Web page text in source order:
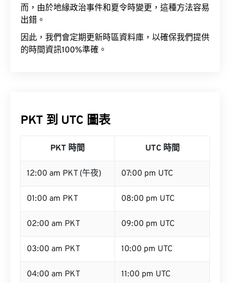
而，由於地緣政治事件和夏令時變更，這種方法容易
出錯。
因此，我們會定期更新時區資料庫，以確保我們提供
的時間資訊100%準確。
PKT 到 UTC 圖表
PKT 時間 UTC 時間
12:00 am PKT (午夜) 07:00 pm UTC
01:00 am PKT 08:00 pm UTC
02:00 am PKT 09:00 pm UTC
03:00 am PKT 10:00 pm UTC
04:00 am PKT 11:00 pm UTC